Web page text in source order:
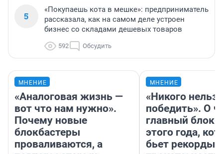
5
«Покупаешь кота в мешке»: предприниматель
рассказала, как на самом деле устроен
бизнес со складами дешевых товаров
592 Обсудить
МНЕНИЕ
«Аналоговая жизнь —
вот что нам нужно».
Почему новые
блокбастеры
проваливаются, а
МНЕНИЕ
«Никого нельзя
победить». О
главный
этого года,
бьет рекорды в